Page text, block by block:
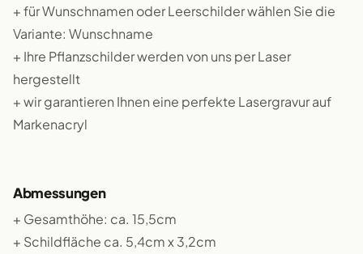
+ für Wunschnamen oder Leerschilder wählen Sie die
Variante: Wunschname
+ Ihre Pflanzschilder werden von uns per Laser
hergestellt
+ wir garantieren Ihnen eine perfekte Lasergravur auf
Markenacryl
Abmessungen
+ Gesamthöhe: ca. 15,5cm
+ Schildfläche ca. 5,4cm x 3,2cm